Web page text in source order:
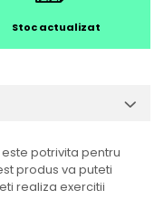
Stoc actualizat
este potrivita pentru
produs va puteti
realiza exercitii